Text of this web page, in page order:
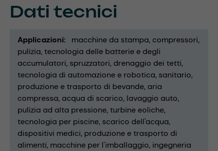
Dati tecnici
Applicazioni macchine da stampa compressori
pulizia tecnologia delle batterie e degli
accumulatori spruzzatori drenaggio dei tetti
tecnologia di automazione e robotica sanitario
produzione e trasporto di bevande aria
compressa acqua di scarico lavaggio auto
pulizia ad alta pressione turbine eoliche
tecnologia per piscine scarico dell'acqua
dispositivi medici produzione e trasporto di
alimenti macchine per l'imballaggio ingegneria